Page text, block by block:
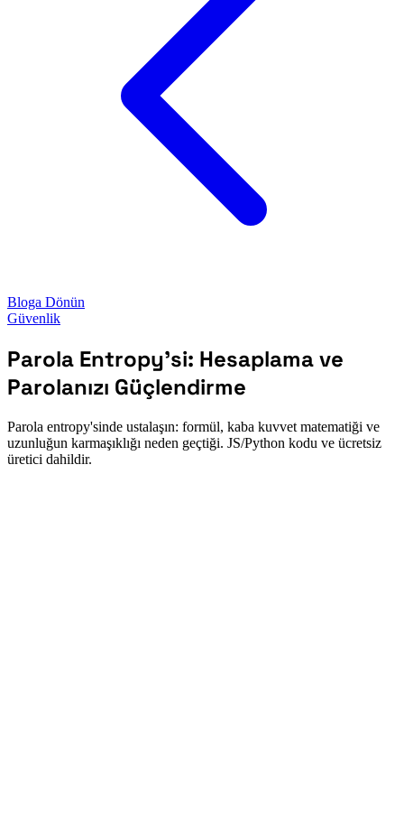
Bloga Dönün
Güvenlik
Parola Entropy'si: Hesaplama ve
Parolanızı Güçlendirme
Parola entropy'sinde ustalaşın: formül, kaba kuvvet matematiği ve
uzunluğun karmaşıklığı neden geçtiği. JS/Python kodu ve ücretsiz
üretici dahildir.